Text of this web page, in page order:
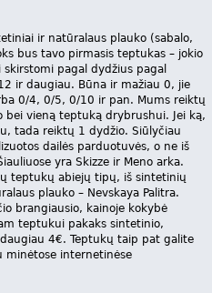
ir natūralaus plauko (sabalo,
bus tavo pirmasis teptukas – jokio
pagal dydžius pagal
ir daugiau. Būna ir mažiau 0, jie
0/4, 0/5, 0/10 ir pan. Mums reiktų
bei vieną teptuką drybrushui. Jei ką,
tada reiktų 1 dydžio. Siūlyčiau
dailės parduotuvės, o ne iš
yra Skizze ir Meno arka.
teptukų abiejų tipų, iš sintetinių
plauko – Nevskaya Palitra.
brangiausio, kainoje kokybė
teptukui pakaks sintetinio,
4€. Teptukų taip pat galite
minėtose internetinėse